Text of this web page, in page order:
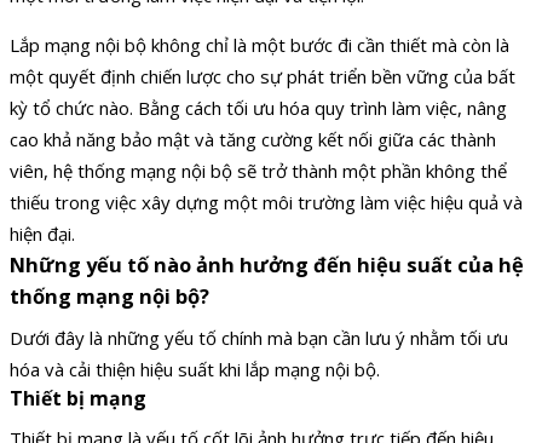
Lắp mạng nội bộ không chỉ là một bước đi cần thiết mà còn là
một quyết định chiến lược cho sự phát triển bền vững của bất
kỳ tổ chức nào. Bằng cách tối ưu hóa quy trình làm việc, nâng
cao khả năng bảo mật và tăng cường kết nối giữa các thành
viên, hệ thống mạng nội bộ sẽ trở thành một phần không thể
thiếu trong việc xây dựng một môi trường làm việc hiệu quả và
hiện đại.
Những yếu tố nào ảnh hưởng đến hiệu suất của hệ
thống mạng nội bộ?
Dưới đây là những yếu tố chính mà bạn cần lưu ý nhằm tối ưu
hóa và cải thiện hiệu suất khi lắp mạng nội bộ.
Thiết bị mạng